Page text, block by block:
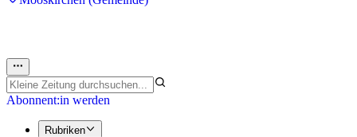
Abonnent:in werden
Rubriken